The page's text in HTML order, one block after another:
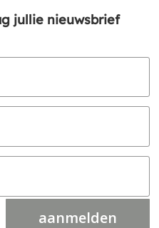
jullie nieuwsbrief
aanmelden